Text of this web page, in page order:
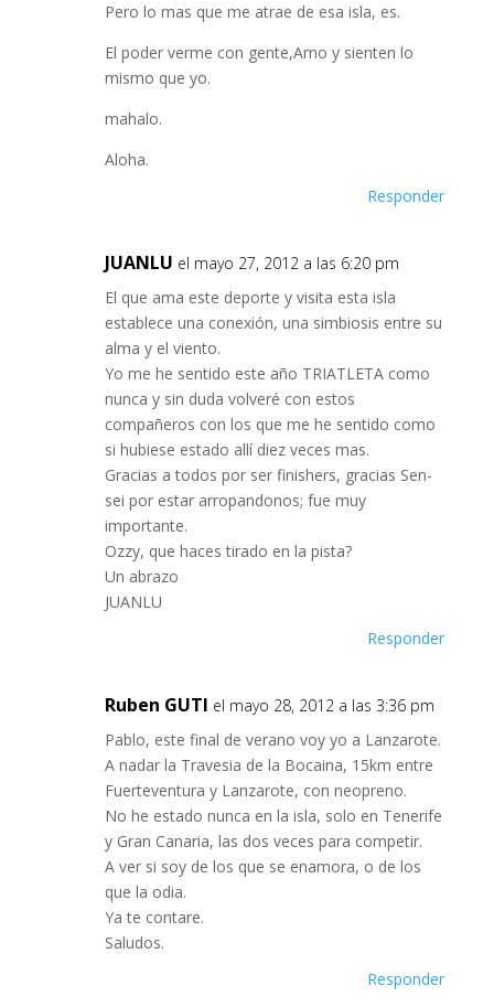
Pero lo mas que me atrae de esa isla, es.
El poder verme con gente,Amo y sienten lo
mismo que yo.
mahalo.
Aloha.
Responder
JUANLU el mayo 27, 2012 a las 6:20 pm
El que ama este deporte y visita esta isla
establece una conexión, una simbiosis entre su
alma y el viento.
Yo me he sentido este año TRIATLETA como
nunca y sin duda volveré con estos
compañeros con los que me he sentido como
si hubiese estado allí diez veces mas.
Gracias a todos por ser finishers, gracias Sen-
sei por estar arropandonos; fue muy
importante.
Ozzy, que haces tirado en la pista?
Un abrazo
JUANLU
Responder
Ruben GUTI el mayo 28, 2012 a las 3:36 pm
Pablo, este final de verano voy yo a Lanzarote.
A nadar la Travesia de la Bocaina, 15km entre
Fuerteventura y Lanzarote, con neopreno.
No he estado nunca en la isla, solo en Tenerife
y Gran Canaria, las dos veces para competir.
A ver si soy de los que se enamora, o de los
que la odia.
Ya te contare.
Saludos.
Responder